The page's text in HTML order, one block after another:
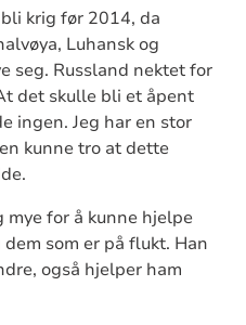
krig før 2014, da
Luhansk og
seg. Russland nektet for
det skulle bli et åpent
ingen. Jeg har en stor
kunne tro at dette
for å kunne hjelpe
som er på flukt. Han
også hjelper ham